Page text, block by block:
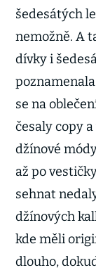
šedesátých
nemožně. A
dívky i
se na
česaly copy
džínové
až po
sehnat
džínových
kde měli
dlouho,